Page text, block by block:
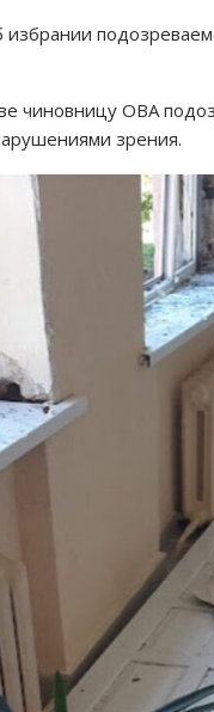
избрании
чиновницу ОВА
зрения.